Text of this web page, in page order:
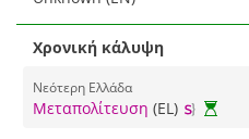
Χρονική κάλυψη
Νεότερη Ελλάδα
Μεταπολίτευση (EL)